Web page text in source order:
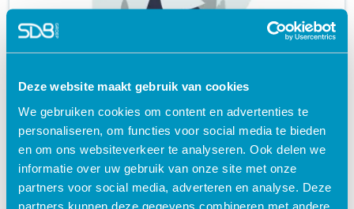
Deze website maakt gebruik van cookies
We gebruiken cookies om content en advertenties te
personaliseren, om functies voor social media te bieden
en om ons websiteverkeer te analyseren. Ook delen we
informatie over uw gebruik van onze site met onze
partners voor social media, adverteren en analyse. Deze
partners kunnen deze gegevens combineren met andere